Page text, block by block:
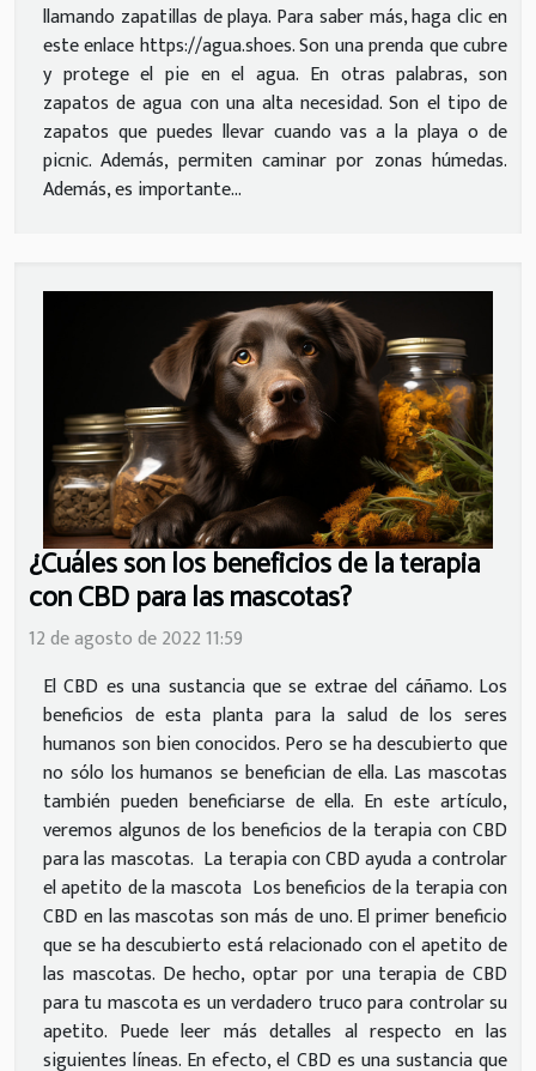
llamando zapatillas de playa. Para saber más, haga clic en
este enlace https://agua.shoes. Son una prenda que cubre
y protege el pie en el agua. En otras palabras, son
zapatos de agua con una alta necesidad. Son el tipo de
zapatos que puedes llevar cuando vas a la playa o de
picnic. Además, permiten caminar por zonas húmedas.
Además, es importante...
¿Cuáles son los beneficios de la terapia
con CBD para las mascotas?
12 de agosto de 2022 11:59
El CBD es una sustancia que se extrae del cáñamo. Los
beneficios de esta planta para la salud de los seres
humanos son bien conocidos. Pero se ha descubierto que
no sólo los humanos se benefician de ella. Las mascotas
también pueden beneficiarse de ella. En este artículo,
veremos algunos de los beneficios de la terapia con CBD
para las mascotas. La terapia con CBD ayuda a controlar
el apetito de la mascota Los beneficios de la terapia con
CBD en las mascotas son más de uno. El primer beneficio
que se ha descubierto está relacionado con el apetito de
las mascotas. De hecho, optar por una terapia de CBD
para tu mascota es un verdadero truco para controlar su
apetito. Puede leer más detalles al respecto en las
siguientes líneas. En efecto, el CBD es una sustancia que